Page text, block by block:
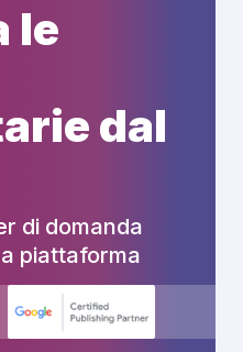
le
dal
di domanda
piattaforma